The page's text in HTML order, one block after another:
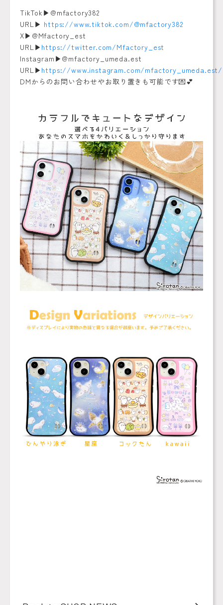
TikTok▶︎@mfactory382
URL▶︎ https://www.tiktok.com/@mfactory382
X▶︎@Mfactory_est
URL▶︎ https://twitter.com/Mfactory_est
Instagram▶︎@mfactory_umeda.est
URL▶︎ https://www.instagram.com/mfactory_umeda.est/
DMからのお問い合わせやお取り置きも可能です💌💕